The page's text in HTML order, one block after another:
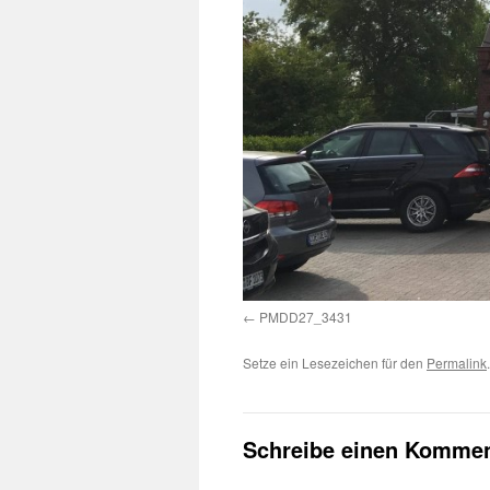
PMDD27_3431
Setze ein Lesezeichen für den Permalink.
Schreibe einen